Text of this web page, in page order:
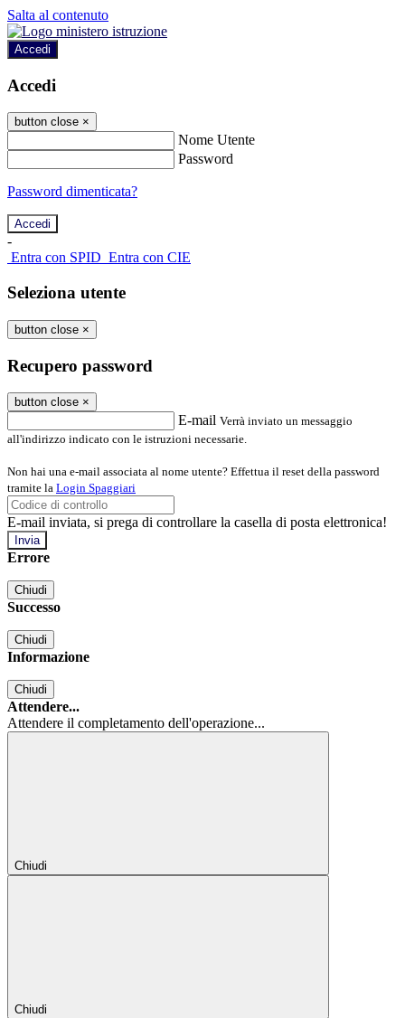
Salta al contenuto
Accedi
Accedi
button close ×
Nome Utente
Password
Password dimenticata?
-
Entra con SPID Entra con CIE
Seleziona utente
button close ×
Recupero password
button close ×
E-mail Verrà inviato un messaggio
all'indirizzo indicato con le istruzioni necessarie.
Non hai una e-mail associata al nome utente? Effettua il reset della password
tramite la Login Spaggiari
E-mail inviata, si prega di controllare la casella di posta elettronica!
Errore
Chiudi
Successo
Chiudi
Informazione
Chiudi
Attendere...
Attendere il completamento dell'operazione...
Chiudi
Chiudi